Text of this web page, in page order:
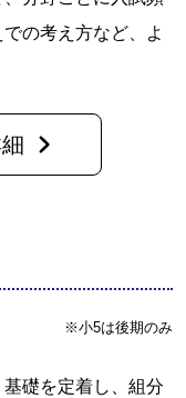
の考え方など、よ
※小5は後期のみ
礎を定着し、組分